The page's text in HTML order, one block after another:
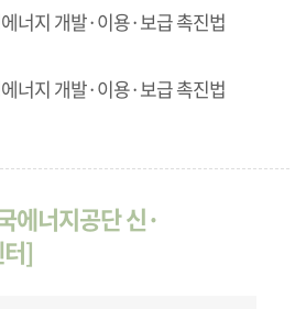
너지 개발·이용·보급 촉진법
너지 개발·이용·보급 촉진법
에너지공단 신·
]